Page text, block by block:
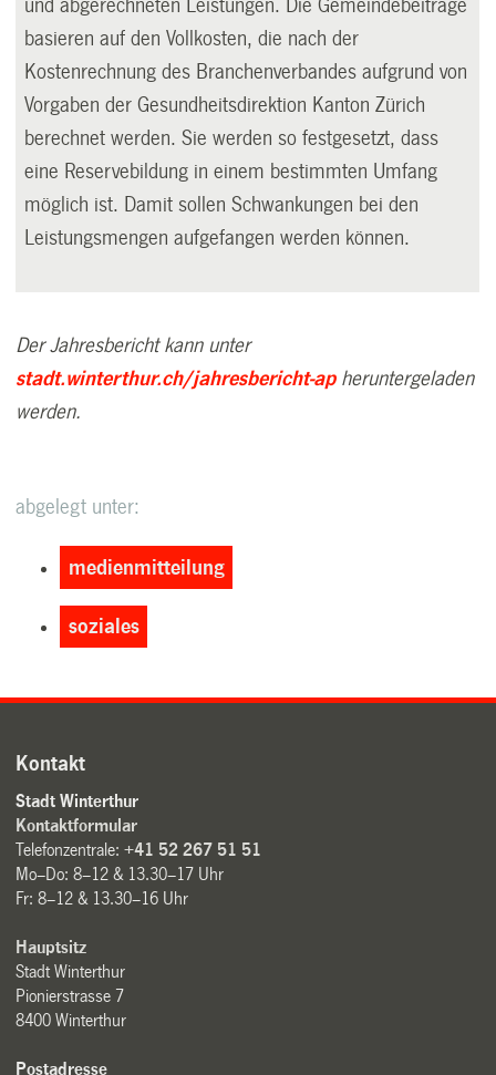
und abgerechneten Leistungen. Die Gemeindebeiträge
basieren auf den Vollkosten, die nach der
Kostenrechnung des Branchenverbandes aufgrund von
Vorgaben der Gesundheitsdirektion Kanton Zürich
berechnet werden. Sie werden so festgesetzt, dass
eine Reservebildung in einem bestimmten Umfang
möglich ist. Damit sollen Schwankungen bei den
Leistungsmengen aufgefangen werden können.
Der Jahresbericht kann unter
stadt.winterthur.ch/jahresbericht-ap heruntergeladen
werden.
abgelegt unter:
medienmitteilung
soziales
Kontakt
Stadt Winterthur
Kontaktformular
Telefonzentrale:+41 52 267 51 51
Mo–Do: 8–12 & 13.30–17 Uhr
Fr: 8–12 & 13.30–16 Uhr
Hauptsitz
Stadt Winterthur
Pionierstrasse 7
8400 Winterthur
Postadresse